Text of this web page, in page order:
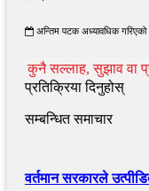
अन्तिम पटक अध्यावधिक गरिएको
कुनै सल्लाह, सुझाव वा
प्रतिक्रिया दिनुहोस्
सम्बन्धित समाचार
वर्तमान सरकारले